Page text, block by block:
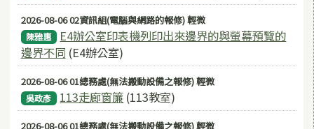
2026-08-06 02資訊組(電腦與網路的報修) 輕微
陳雅惠
E4辦公室印表機列印出來邊界的與螢幕預覽的
邊界不同 (E4辦公室)
2026-08-06 01總務處(無法搬動設備之報修) 輕微
吳政彥 113走廊窗簾 (113教室)
2026-08-06 01總務處(無法搬動設備之報修) 輕微